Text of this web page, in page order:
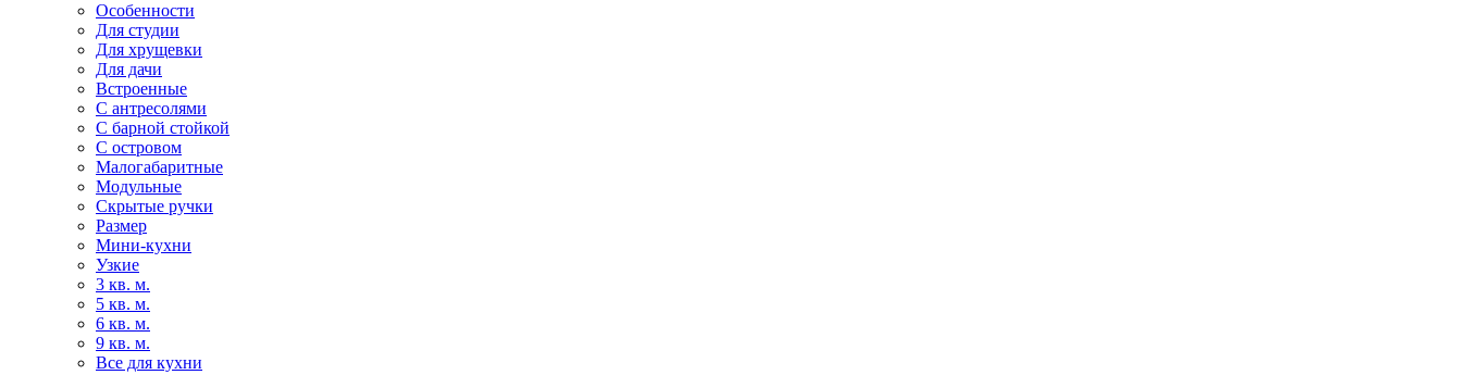
Особенности
Для студии
Для хрущевки
Для дачи
Встроенные
С антресолями
С барной стойкой
С островом
Малогабаритные
Модульные
Скрытые ручки
Размер
Мини-кухни
Узкие
3 кв. м.
5 кв. м.
6 кв. м.
9 кв. м.
Все для кухни